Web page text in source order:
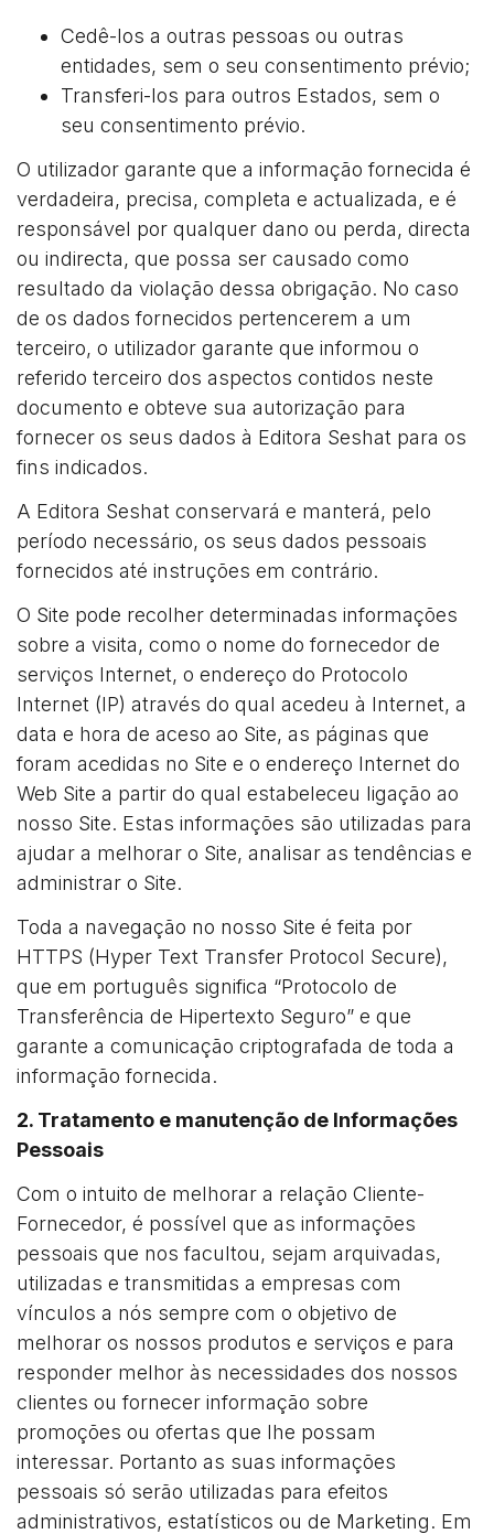
Cedê-los a outras pessoas ou outras
entidades, sem o seu consentimento prévio;
Transferi-los para outros Estados, sem o
seu consentimento prévio.
O utilizador garante que a informação fornecida é
verdadeira, precisa, completa e actualizada, e é
responsável por qualquer dano ou perda, directa
ou indirecta, que possa ser causado como
resultado da violação dessa obrigação. No caso
de os dados fornecidos pertencerem a um
terceiro, o utilizador garante que informou o
referido terceiro dos aspectos contidos neste
documento e obteve sua autorização para
fornecer os seus dados à Editora Seshat para os
fins indicados.
A Editora Seshat conservará e manterá, pelo
período necessário, os seus dados pessoais
fornecidos até instruções em contrário.
O Site pode recolher determinadas informações
sobre a visita, como o nome do fornecedor de
serviços Internet, o endereço do Protocolo
Internet (IP) através do qual acedeu à Internet, a
data e hora de aceso ao Site, as páginas que
foram acedidas no Site e o endereço Internet do
Web Site a partir do qual estabeleceu ligação ao
nosso Site. Estas informações são utilizadas para
ajudar a melhorar o Site, analisar as tendências e
administrar o Site.
Toda a navegação no nosso Site é feita por
HTTPS (Hyper Text Transfer Protocol Secure),
que em português significa “Protocolo de
Transferência de Hipertexto Seguro” e que
garante a comunicação criptografada de toda a
informação fornecida.
2. Tratamento e manutenção de Informações
Pessoais
Com o intuito de melhorar a relação Cliente-
Fornecedor, é possível que as informações
pessoais que nos facultou, sejam arquivadas,
utilizadas e transmitidas a empresas com
vínculos a nós sempre com o objetivo de
melhorar os nossos produtos e serviços e para
responder melhor às necessidades dos nossos
clientes ou fornecer informação sobre
promoções ou ofertas que lhe possam
interessar. Portanto as suas informações
pessoais só serão utilizadas para efeitos
administrativos, estatísticos ou de Marketing. Em